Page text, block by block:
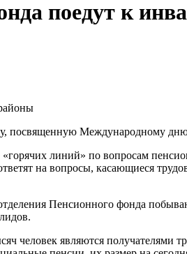
поедут к
посвященную Международному
линий» по вопросам
на вопросы, касающиеся
Пенсионного фонда
человек являются получателями